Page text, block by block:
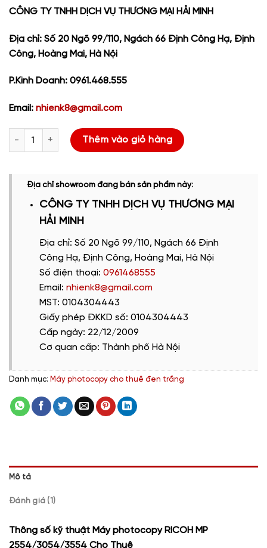
CÔNG TY TNHH DỊCH VỤ THƯƠNG MẠI HẢI MINH
Địa chỉ: Số 20 Ngõ 99/110, Ngách 66 Định Công Hạ, Định
Công, Hoàng Mai, Hà Nội
P.Kinh Doanh: 0961.468.555
Email: nhienk8@gmail.com
RICOH MP 3554 Thuê * Định Mức 3000 Bản/Tháng số lượng
Thêm vào giỏ hàng
Địa chỉ showroom đang bán sản phẩm này:
CÔNG TY TNHH DỊCH VỤ THƯƠNG MẠI
HẢI MINH
Địa chỉ: Số 20 Ngõ 99/110, Ngách 66 Định
Công Hạ, Định Công, Hoàng Mai, Hà Nội
Số điện thoại: 0961468555
Email: nhienk8@gmail.com
MST: 0104304443
Giấy phép ĐKKD số: 0104304443
Cấp ngày: 22/12/2009
Cơ quan cấp: Thành phố Hà Nội
Danh mục: Máy photocopy cho thuê đen trắng
Mô tả
Đánh giá (1)
Thông số kỹ thuật Máy photocopy RICOH MP
2554/3054/3554 Cho Thuê